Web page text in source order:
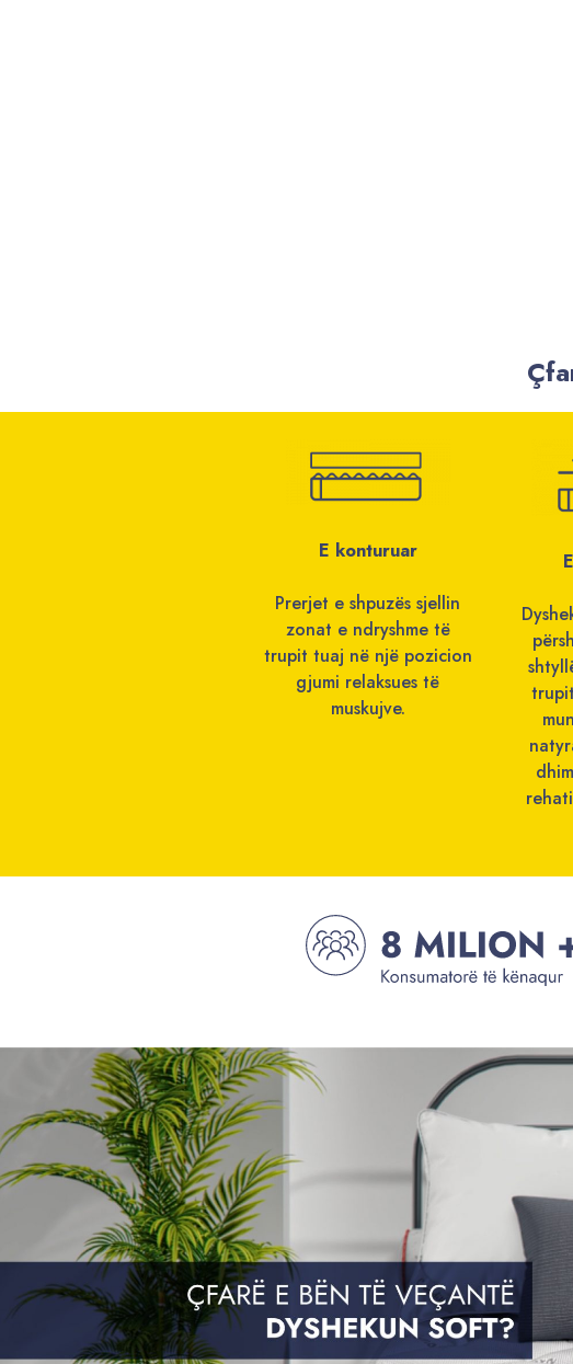
E konturuar
Prerjet e shpuzës sjellin
zonat e ndryshme të
trupit tuaj në një pozicion
gjumi relaksues të
muskujve.